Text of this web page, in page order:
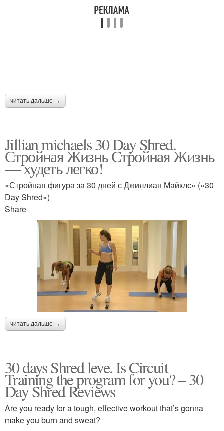
читать дальше →
Jillian michaels 30 Day Shred.
Стройная Жизнь Стройная Жизнь
— худеть легко!
«Стройная фигура за 30 дней с Джиллиан Майклс» («30
Day Shred»)
Share
читать дальше →
30 days Shred leve. Is Circuit
Training the program for you? – 30
Day Shred Reviews
Are you ready for a tough, effective workout that’s gonna
make you burn and sweat?